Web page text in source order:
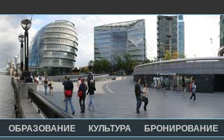
ОБРАЗОВАНИЕ КУЛЬТУРА БРОНИРОВАНИЕ